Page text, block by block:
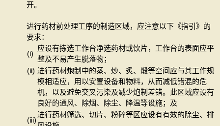
开。
进行药材前处理工序的制造区域，应注意以下《指引》的
要求：
(i)
应设有拣选工作台净选药材或饮片，工作台的表面应平
整及不易产生脱落物；
(ii) 进行药材炮制中的蒸、炒、炙、煅等空间应与其工作规
模相适应，用以安置设备和物料，从而减低错混的危
机，以及避免交叉污染及减少炮制差错。此区域应设有
良好的通风、除烟、除尘、降温等设施；及
(iii)
进行药材筛选、切片、粉碎等区应设有有效的除尘、排